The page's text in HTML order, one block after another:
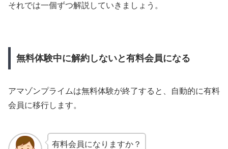
それでは一個ずつ解説していきましょう。
無料体験中に解約しないと有料会員になる
アマゾンプライムは無料体験が終了すると、自動的に有料
会員に移行します。
有料会員になりますか？